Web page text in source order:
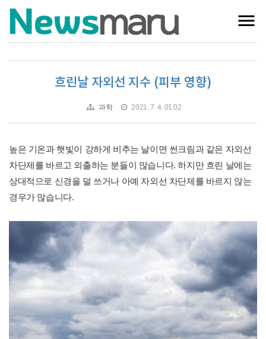
흐린날 자외선 지수 (피부 영향)
과학 2021. 7. 4. 01:02
높은 기온과 햇빛이 강하게 비추는 날이면 썬크림과 같은 자외선
차단제를 바르고 외출하는 분들이 많습니다. 하지만 흐린 날에는
상대적으로 신경을 덜 쓰거나 아예 자외선 차단제를 바르지 않는
경우가 많습니다.